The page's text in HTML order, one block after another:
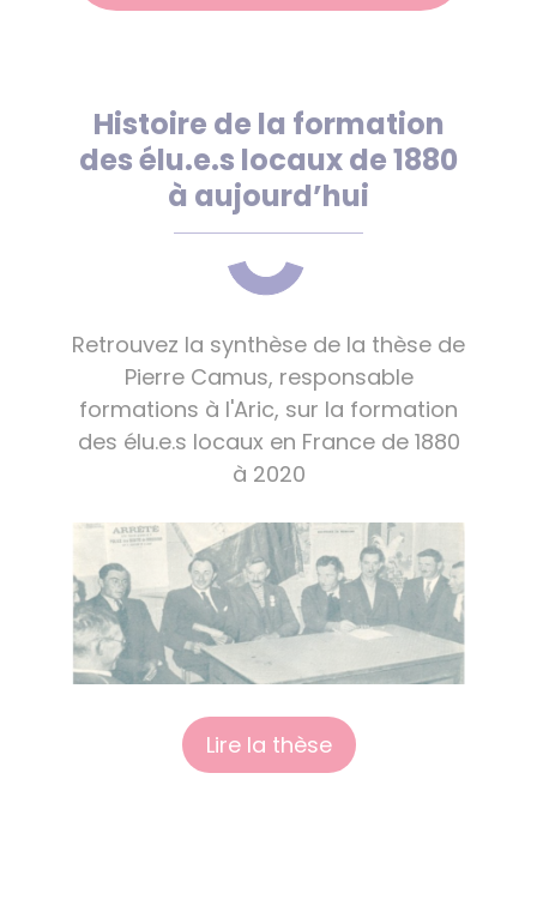
Histoire de la formation
des élu.e.s locaux de 1880
à aujourd’hui
Retrouvez la synthèse de la thèse de
Pierre Camus, responsable
formations à l'Aric, sur la formation
des élu.e.s locaux en France de 1880
à 2020
Lire la thèse